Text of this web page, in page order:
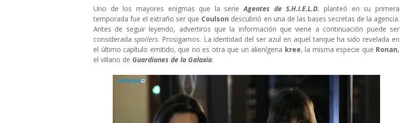
Uno de los mayores enigmas que la serieAgentes de S.H.I.E.L.D. planteó en su primera
temporada fue el extraño ser que Coulson descubrió en una de las bases secretas de la agencia.
Antes de seguir leyendo, advertiros que la información que viene a continuación puede ser
considerada spoilers. Prosigamos. La identidad del ser azul en aquel tanque ha sido revelada en
el último capítulo emitido, que no es otra que un alienígena kree, la misma especie que Ronan,
el villano de Guardianes de la Galaxia.